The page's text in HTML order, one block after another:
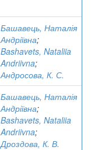
Башавець, Наталія
Андріївна;
Bashavets, Nataliia
Andriivna;
Андросова, К. С.
Башавець, Наталія
Андріївна;
Bashavets, Nataliia
Andriivna;
Дроздова, К. В.